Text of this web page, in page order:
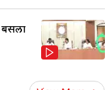
बसला